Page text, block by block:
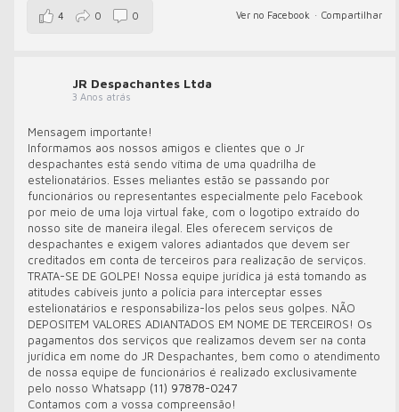
Ver no Facebook · Compartilhar
4 0 0
JR Despachantes Ltda
3 Anos atrás
Mensagem importante!
Informamos aos nossos amigos e clientes que o Jr
despachantes está sendo vítima de uma quadrilha de
estelionatários. Esses meliantes estão se passando por
funcionários ou representantes especialmente pelo Facebook
por meio de uma loja virtual fake, com o logotipo extraído do
nosso site de maneira ilegal. Eles oferecem serviços de
despachantes e exigem valores adiantados que devem ser
creditados em conta de terceiros para realização de serviços.
TRATA-SE DE GOLPE! Nossa equipe jurídica já está tomando as
atitudes cabíveis junto a polícia para interceptar esses
estelionatários e responsabiliza-los pelos seus golpes. NÃO
DEPOSITEM VALORES ADIANTADOS EM NOME DE TERCEIROS! Os
pagamentos dos serviços que realizamos devem ser na conta
jurídica em nome do JR Despachantes, bem como o atendimento
de nossa equipe de funcionários é realizado exclusivamente
pelo nosso Whatsapp (11) 97878-0247
Contamos com a vossa compreensão!